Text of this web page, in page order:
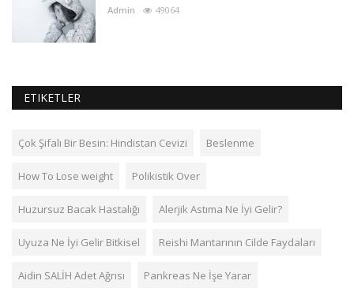
Admin 49064
ETIKETLER
Çok Şifalı Bir Besin: Hindistan Cevizi Beslenme
How To Lose weight Polikistik Over
Huzursuz Bacak Hastalığı Alerjik Astıma Ne İyi Gelir?
Uyuza Ne İyi Gelir Bitkisel Reishi Mantarının Cilde Faydaları
Aidin SALİH Adet Ağrısı Pankreas Ne İşe Yarar